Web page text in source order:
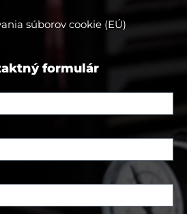
súborov cookie (EÚ)
formulár